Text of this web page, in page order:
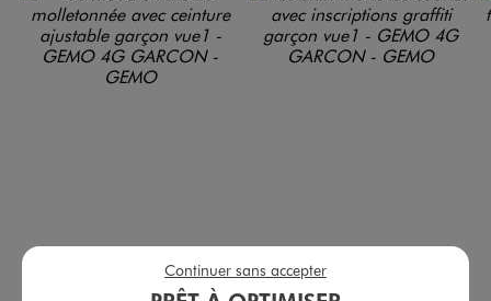
Bermuda en maille molletonnée avec ceinture ajustable garçon Tee-shirt manches courtes avec inscriptions graffiti garçon
Continuer sans accepter